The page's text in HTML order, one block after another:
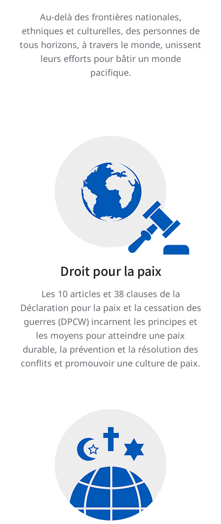
Au-delà des frontières nationales,
ethniques et culturelles, des personnes de
tous horizons, à travers le monde, unissent
leurs efforts pour bâtir un monde
pacifique.
Droit pour la paix
Les 10 articles et 38 clauses de la
Déclaration pour la paix et la cessation des
guerres (DPCW) incarnent les principes et
les moyens pour atteindre une paix
durable, la prévention et la résolution des
conflits et promouvoir une culture de paix.